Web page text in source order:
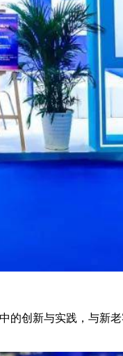
的创新与实践，与新